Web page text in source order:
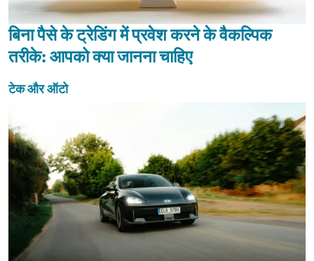
बिना पैसे के ट्रेडिंग में प्रवेश करने के वैकल्पिक
तरीके: आपको क्या जानना चाहिए
टेक और ऑटो